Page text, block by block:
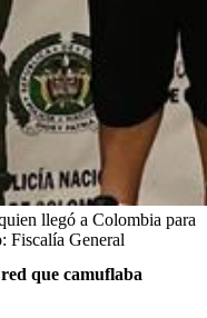
llegó a Colombia para
Fiscalía General
que camuflaba